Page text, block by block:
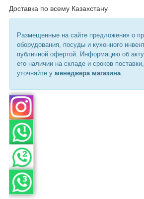
Доставка по всему Казахстану
Размещенные на сайте предложения о
оборудования, посуды и кухонного
публичной офертой. Информацию об
его наличии на складе и сроков
уточняйте у менеджера магазина.